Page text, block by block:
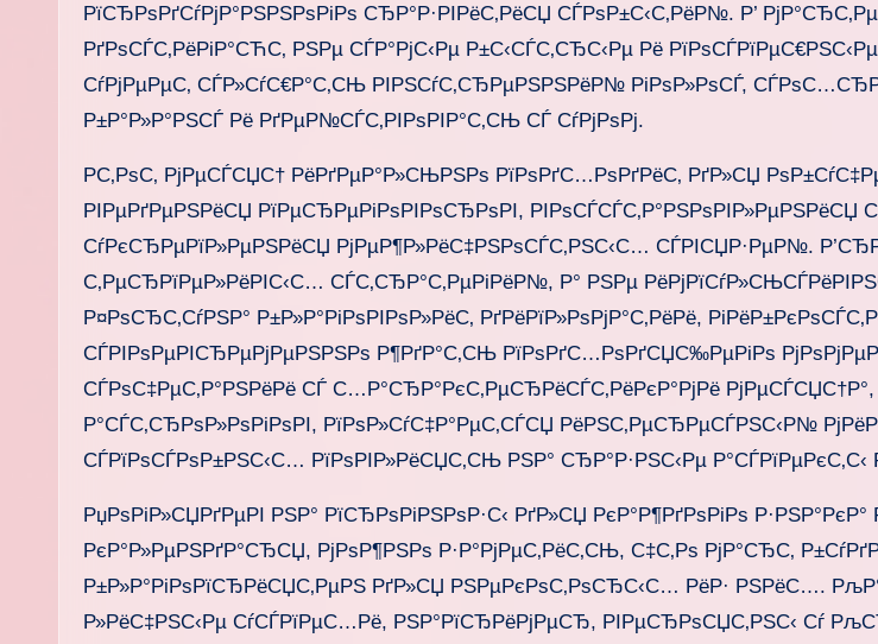
РїСЂРѕРґСѓРјР°РЅРЅРѕРіРѕ СЂР°Р·РІРёС‚РёСЏ СЃРѕР±С‹С‚РёР№. Р’
РґРѕСЃС‚РёРіР°СЋС‚ РЅРµ СЃР°РјС‹Рµ Р±С‹СЃС‚СЂС‹Рµ Рё
СѓРјРµРµС‚ СЃР»СѓС€Р°С‚СЊ РІРЅСѓС‚СЂРµРЅРЅРёР№ РіРѕР»РѕСЃ,
Р±Р°Р»Р°РЅСЃ Рё РґРµР№СЃС‚РІРѕРІР°С‚СЊ СЃ СѓРјРѕРј.
Р­С‚РѕС‚ РјРµСЃСЏС† РёРґРµР°Р»СЊРЅРѕ РїРѕРґС…РѕРґРёС‚ РґР»СЏ
РІРµРґРµРЅРёСЏ РїРµСЂРµРіРѕРІРѕСЂРѕРІ, РІРѕСЃСЃС‚Р°РЅРѕРІР»РµРЅРёСЏ
СѓРєСЂРµРїР»РµРЅРёСЏ РјРµР¶Р»РёС‡РЅРѕСЃС‚РЅС‹С… СЃРІСЏР·РµР№.
С‚РµСЂРїРµР»РёРІС‹С… СЃС‚СЂР°С‚РµРіРёР№, Р° РЅРµ
Р¤РѕСЂС‚СѓРЅР° Р±Р»Р°РіРѕРІРѕР»РёС‚ РґРёРїР»РѕРјР°С‚РёРё,
СЃРІРѕРµРІСЂРµРјРµРЅРЅРѕ Р¶РґР°С‚СЊ РїРѕРґС…РѕРґСЏС‰РµРіРѕ
СЃРѕС‡РµС‚Р°РЅРёРё СЃ С…Р°СЂР°РєС‚РµСЂРёСЃС‚РёРєР°РјРё РјРµСЃСЏС†Р°,
Р°СЃС‚СЂРѕР»РѕРіРѕРІ, РїРѕР»СѓС‡Р°РµС‚СЃСЏ РёРЅС‚РµСЂРµСЃРЅС‹Р№
СЃРїРѕСЃРѕР±РЅС‹С… РїРѕРІР»РёСЏС‚СЊ РЅР° СЂР°Р·РЅС‹Рµ Р°СЃРїРµРєС‚С‹
РџРѕРіР»СЏРґРµРІ РЅР° РїСЂРѕРіРЅРѕР·С‹ РґР»СЏ РєР°Р¶РґРѕРіРѕ Р·РЅР°РєР°
РєР°Р»РµРЅРґР°СЂСЏ, РјРѕР¶РЅРѕ Р·Р°РјРµС‚РёС‚СЊ, С‡С‚Рѕ РјР°СЂС‚
Р±Р»Р°РіРѕРїСЂРёСЏС‚РµРЅ РґР»СЏ РЅРµРєРѕС‚РѕСЂС‹С… РёР· РЅРёС….
Р»РёС‡РЅС‹Рµ СѓСЃРїРµС…Рё, РЅР°РїСЂРёРјРµСЂ, РІРµСЂРѕСЏС‚РЅС‹ Сѓ